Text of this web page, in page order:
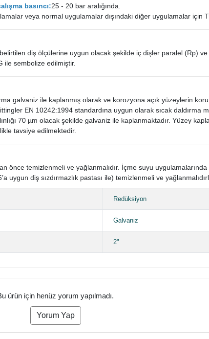
basıncı:25 - 20 bar aralığında.
veya normal uygulamalar dışındaki diğer uygulamalar için
diş ölçülerine uygun olacak şekilde iç dişler paralel (Rp)
ile sembolize edilmiştir.
galvaniz ile kaplanmış olarak ve korozyona açık yüzeylerin
EN 10242:1994 standardına uygun olarak sıcak daldırma
70 µm olacak şekilde galvaniz ile kaplanmaktadır. Yüzey
tavsiye edilmektedir.
önce temizlenmeli ve yağlanmalıdır. İçme suyu
uygun diş sızdırmazlık pastası ile) temizlenmeli ve
Redüksiyon
Galvaniz
2"
ürün için henüz yorum yapılmadı.
Yorum Yap